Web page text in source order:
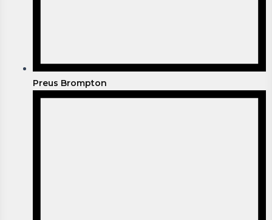
Preus Brompton